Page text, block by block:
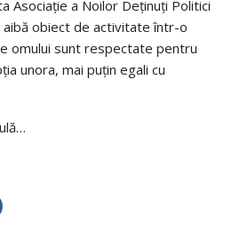
Asociaţie a Noilor Deţinuţi Politici
aibă obiect de activitate într-o
omului sunt respectate pentru
unora, mai puţin egali cu